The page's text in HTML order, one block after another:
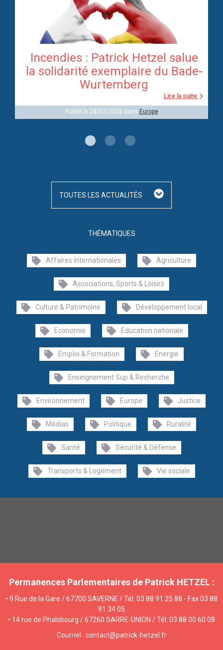
Incendies : Patrick Hetzel salue
la solidarité exemplaire du Bade-
Wurtemberg
Lire la suite
Publié le 28/07/2026 dans Europe
THÉMATIQUES
Affaires internationales Agriculture
Associations, Sports & Loisirs
Culture & Patrimoine Développement local
Economie Education nationale
Emploi & Formation Energie
Enseignement Sup & Recherche
Environnement Europe Justice
Médias Politique Ruralité
Santé Sécurité & Défense
Transports & Logement Vie sociale
TOUTES LES ACTUALITÉS
Permanences Parlementaires de Patrick HETZEL :
• 9 Rue de la Gare / 67700 SAVERNE / Tél. 03 88 91 25 88 - Fax 03 88
91 34 05
• 14 rue de Phalsbourg / 67260 SARRE-UNION / Tél. 03 88 00 60 08
Courriel : contact@patrick-hetzel.fr